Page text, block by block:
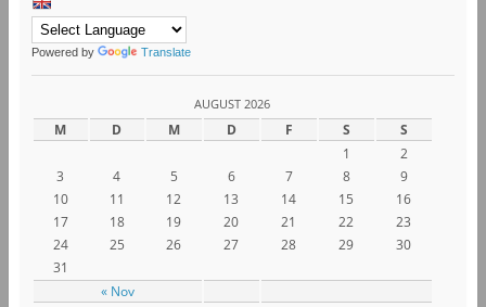
Powered by Translate
AUGUST 2026
M D M D F S S
« Nov
1
2
3
4 5 6 7 8
9
10
11 12 13 14 15
16
17
18 19 20 21 22
23
24
25 26 27 28 29
30
31